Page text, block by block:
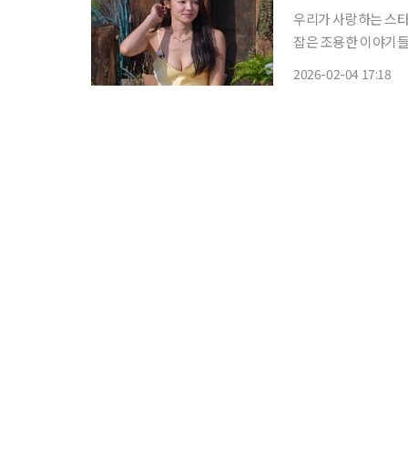
우리가 사랑하는 스
잡은 조용한 이야기들. '엔터로그'에
2026-02-04 17:18